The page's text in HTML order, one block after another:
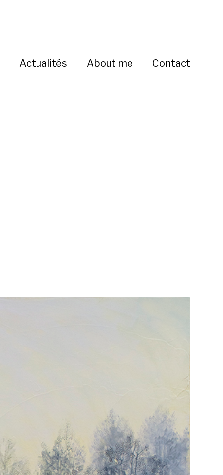
Actualités About me Contact